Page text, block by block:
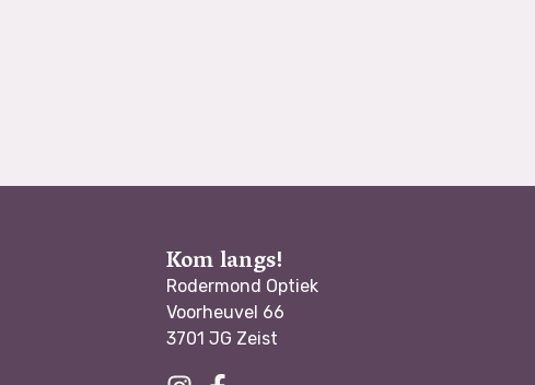
Kom langs!
Rodermond Optiek
Voorheuvel 66
3701 JG Zeist